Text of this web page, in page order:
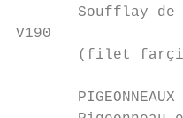
Soufflay de
V190
(filet
       PIGEONNEAUX